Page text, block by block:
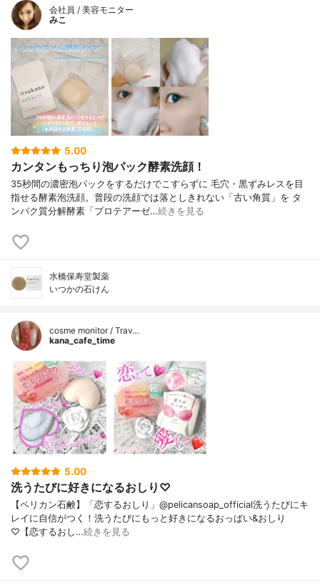
会社員 / 美容モニター
みこ
5.00
カンタンもっちり泡パック酵素洗顔！
35秒間の濃密泡パックをするだけでこすらずに 毛穴・黒ずみレスを目
指せる酵素泡洗顔。普段の洗顔では落としきれない「古い角質」を タ
ンパク質分解酵素「プロテアーゼ…続きを見る
水橋保寿堂製薬
いつかの石けん
cosme monitor / Trav…
kana_cafe_time
5.00
洗うたびに好きになるおしり♡
【ペリカン石鹸】「恋するおしり」@pelicansoap_official洗うたびにキ
レイに自信がつく！洗うたびにもっと好きになるおっぱい&おしり
♡【恋するおし…続きを見る